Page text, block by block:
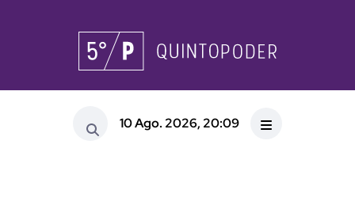
10 Ago. 2026, 20:09